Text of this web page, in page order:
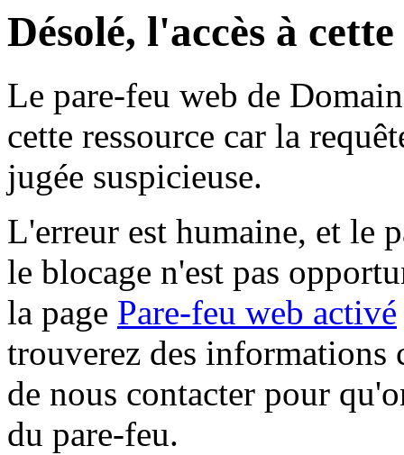
Désolé, l'accès à
Le pare-feu web de
cette ressource car la
jugée suspicieuse.
L'erreur est humaine, et le
le blocage n'est pas
la page Pare-feu web activé
trouverez des informations
de nous contacter pour
du pare-feu.